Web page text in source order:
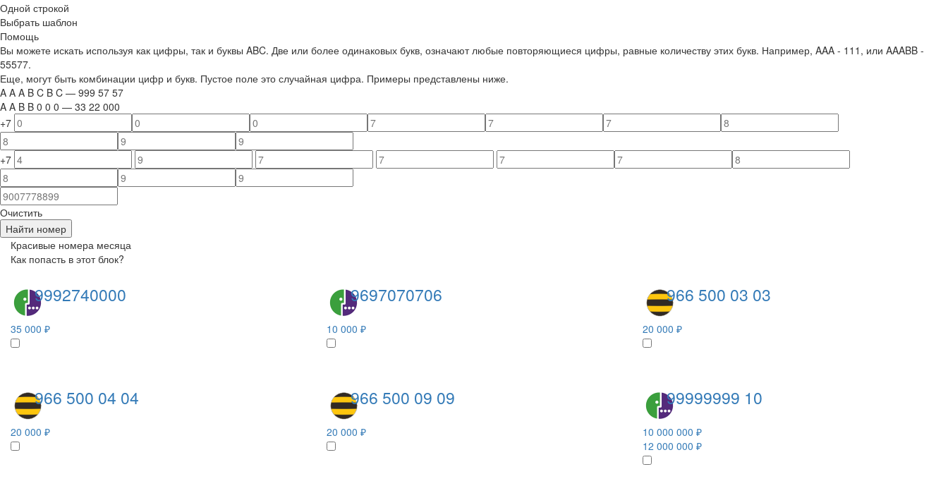
Одной строкой
Выбрать шаблон
Помощь
Вы можете искать используя как цифры, так и буквы ABC. Две или более одинаковых букв, означают любые повторяющиеся цифры, равные количеству этих букв. Например, AAA - 111 , или AAABB -
55577.
Еще, могут быть комбинации цифр и букв. Пустое поле это случайная цифра. Примеры представлены ниже.
A A A B C B C — 999 57 57
A A B B 0 0 0 — 33 22 000
+7
+7
Очистить
Найти номер
Красивые номера месяца
Как попасть в этот блок?
9992740000
35 000 ₽
9697070706
10 000 ₽
966 500 03 03
20 000 ₽
966 500 04 04
20 000 ₽
966 500 09 09
20 000 ₽
99999999 10
10 000 000 ₽
12 000 000 ₽